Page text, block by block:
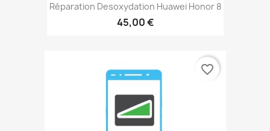
Réparation Desoxydation Huawei Honor 8
45,00 €
favorite_border